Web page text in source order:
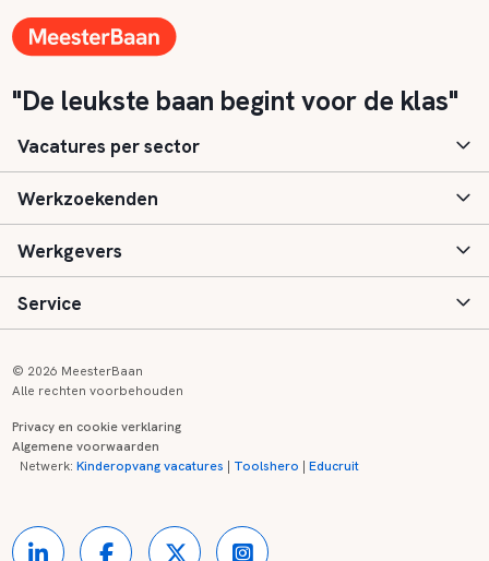
"De leukste baan begint voor de klas"
Vacatures per sector
Basisonderwijs
Speciaal (basis) onderwijs
Voortgezet onderwijs
Kinderopvang
Werkzoekenden
Aanmelden
Vacatures
Zij-instroom informatie
Werkgevers
Inloggen
Registreren
Service
Onderwijs links
© 2026 MeesterBaan
Alle rechten voorbehouden
Privacy en cookie verklaring
Algemene voorwaarden
Netwerk:Kinderopvang vacatures | Toolshero |Educruit